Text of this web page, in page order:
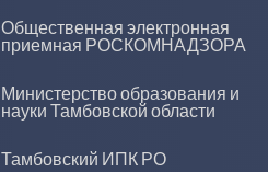
Общественная электронная
приемная РОСКОМНАДЗОРА
Министерство образования и
науки Тамбовской области
Тамбовский ИПК РО